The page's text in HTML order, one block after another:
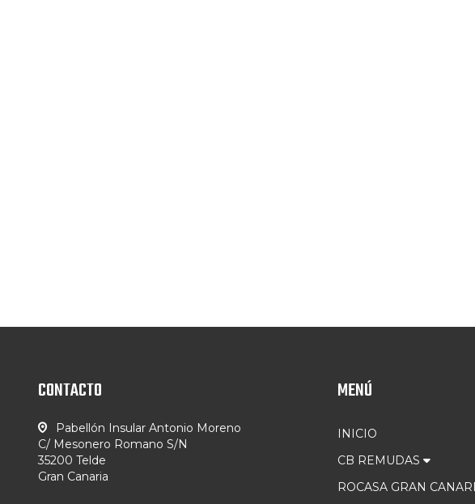
CONTACTO
Pabellón Insular Antonio Moreno
C/ Mesonero Romano S/N
35200 Telde
Gran Canaria
MENÚ
INICIO
CB REMUDAS
ROCASA GRAN